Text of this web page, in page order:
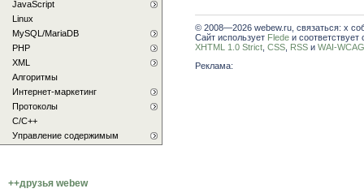
© 2008—2026 webew.ru, связаться: x
Сайт использует Flede и соответствует
XHTML 1.0 Strict CSS RSS и WAI-
Реклама:
JavaScript
Linux
MySQL/MariaDB
PHP
XML
Алгоритмы
Интернет-маркетинг
Протоколы
С/C++
Управление содержимым
++друзья webew